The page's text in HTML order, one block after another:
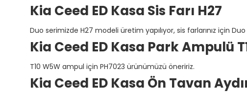
Kia Ceed ED Kasa Sis Farı H27
Duo serimizde H27 modeli üretim yapılıyor, sis farlarınız için
Kia Ceed ED Kasa Park Ampulü
T10 W5W ampul için PH7023 ürünümüzü öneririz.
Kia Ceed ED Kasa Ön Tavan